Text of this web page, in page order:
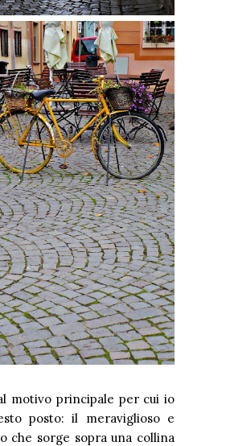
motivo principale per cui io
posto: il meraviglioso e
che sorge sopra una collina